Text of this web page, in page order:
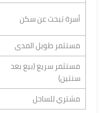
أسرة تبحث عن سكن
مستثمر طويل المدى
مستثمر سريع (بيع بعد
سنتين)
مشتري للساحل